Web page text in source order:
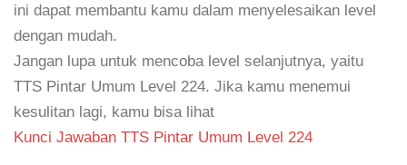
ini dapat membantu kamu dalam menyelesaikan level
dengan mudah.
Jangan lupa untuk mencoba level selanjutnya, yaitu
TTS Pintar Umum Level 224. Jika kamu menemui
kesulitan lagi, kamu bisa lihat
Kunci Jawaban TTS Pintar Umum Level 224